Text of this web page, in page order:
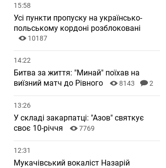
15:58
Усі пункти пропуску на українсько-
польському кордоні розблоковані
10187
14:22
Битва за життя: "Минай" поїхав на
виїзний матч до Рівного
8143 2
13:26
У складі закарпатці: "Азов" святкує
своє 10-річчя
7769
12:31
Мукачівський вокаліст Назарій